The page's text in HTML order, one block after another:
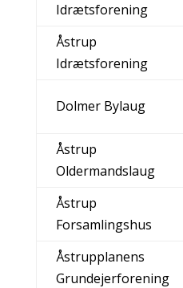
Idrætsforening
Åstrup
Idrætsforening
Dolmer Bylaug
Åstrup
Oldermandslaug
Åstrup
Forsamlingshus
Åstrupplanens
Grundejerforening